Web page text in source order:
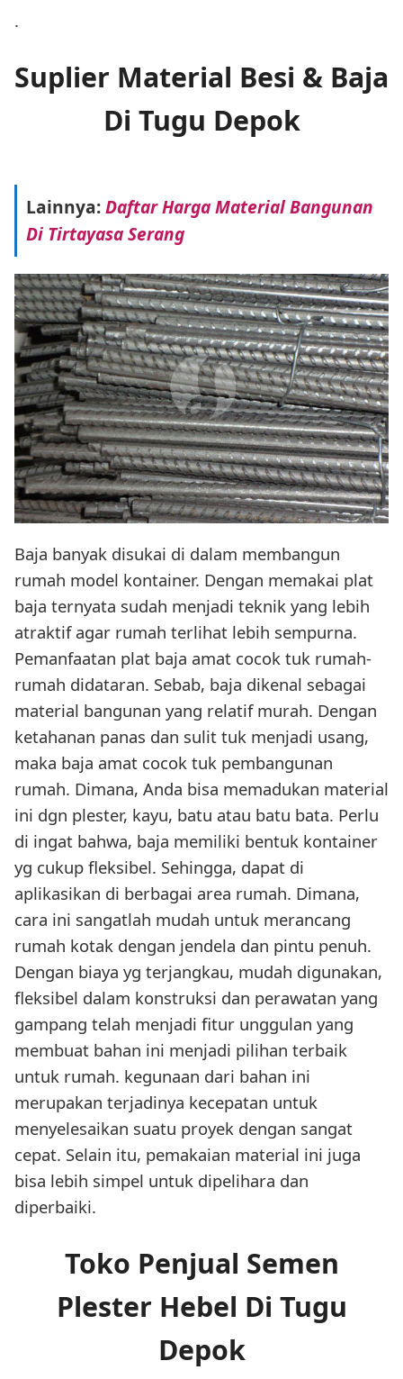
.
Suplier Material Besi & Baja
Di Tugu Depok
Lainnya:Daftar Harga Material Bangunan
Di Tirtayasa Serang
Baja banyak disukai di dalam membangun
rumah model kontainer. Dengan memakai plat
baja ternyata sudah menjadi teknik yang lebih
atraktif agar rumah terlihat lebih sempurna.
Pemanfaatan plat baja amat cocok tuk rumah-
rumah didataran. Sebab, baja dikenal sebagai
material bangunan yang relatif murah. Dengan
ketahanan panas dan sulit tuk menjadi usang,
maka baja amat cocok tuk pembangunan
rumah. Dimana, Anda bisa memadukan material
ini dgn plester, kayu, batu atau batu bata. Perlu
di ingat bahwa, baja memiliki bentuk kontainer
yg cukup fleksibel. Sehingga, dapat di
aplikasikan di berbagai area rumah. Dimana,
cara ini sangatlah mudah untuk merancang
rumah kotak dengan jendela dan pintu penuh.
Dengan biaya yg terjangkau, mudah digunakan,
fleksibel dalam konstruksi dan perawatan yang
gampang telah menjadi fitur unggulan yang
membuat bahan ini menjadi pilihan terbaik
untuk rumah. kegunaan dari bahan ini
merupakan terjadinya kecepatan untuk
menyelesaikan suatu proyek dengan sangat
cepat. Selain itu, pemakaian material ini juga
bisa lebih simpel untuk dipelihara dan
diperbaiki.
Toko Penjual Semen
Plester Hebel Di Tugu
Depok